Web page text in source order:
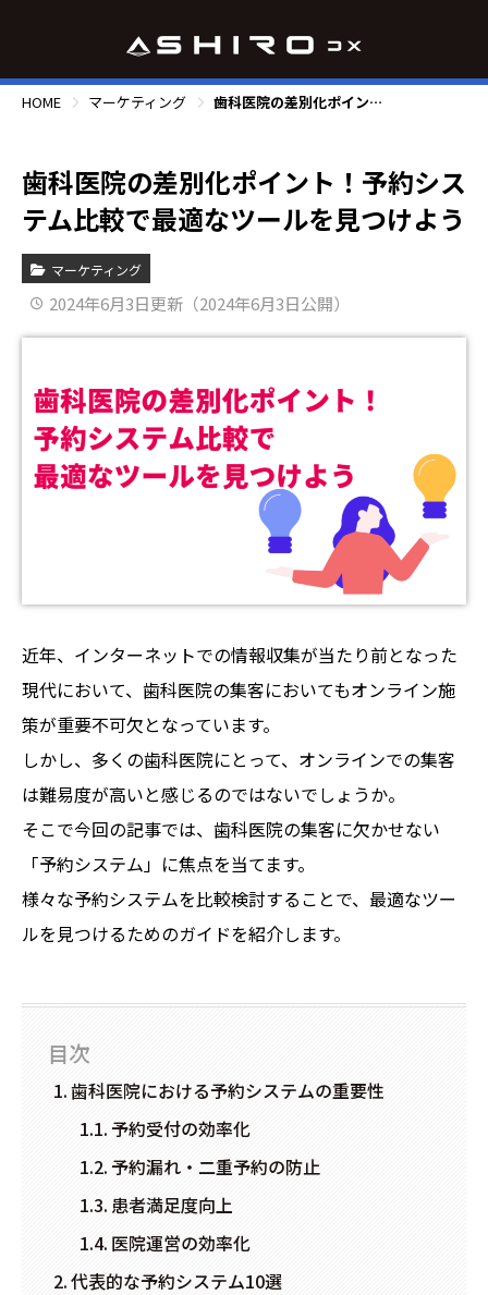
HOME マーケティング 歯科医院の差別化ポイント！予約システム比較で最適なツールを見つけよう
歯科医院の差別化ポイント！予約シス
テム比較で最適なツールを見つけよう
マーケティング
2024年6月3日更新（2024年6月3日公開）
近年、インターネットでの情報収集が当たり前となった
現代において、歯科医院の集客においてもオンライン施
策が重要不可欠となっています。
しかし、多くの歯科医院にとって、オンラインでの集客
は難易度が高いと感じるのではないでしょうか。
そこで今回の記事では、歯科医院の集客に欠かせない
「予約システム」に焦点を当てます。
様々な予約システムを比較検討することで、最適なツー
ルを見つけるためのガイドを紹介します。
目次
歯科医院における予約システムの重要性
予約受付の効率化
予約漏れ・二重予約の防止
患者満足度向上
医院運営の効率化
代表的な予約システム10選